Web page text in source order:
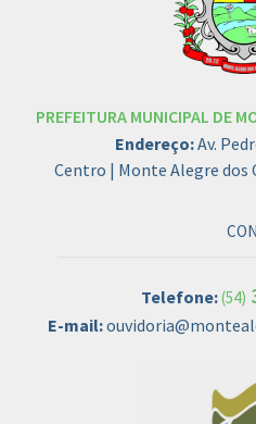
PREFEITURA MUNICIPAL DE
Endereço:Av.
Centro | Monte Alegre dos
Telefone:(54)
E-mail: